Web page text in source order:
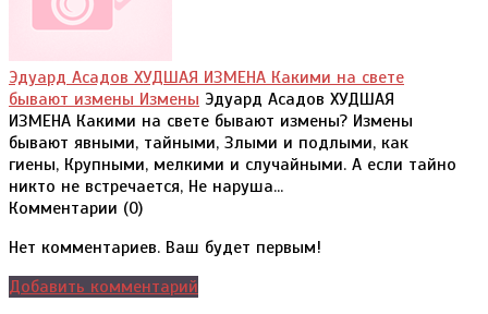
Эдуард Асадов ХУДШАЯ ИЗМЕНА Какими на свете
бывают измены Измены Эдуард Асадов ХУДШАЯ
ИЗМЕНА Какими на свете бывают измены? Измены
бывают явными, тайными, Злыми и подлыми, как
гиены, Крупными, мелкими и случайными. А если тайно
никто не встречается, Не наруша...
Комментарии (0)
Нет комментариев. Ваш будет первым!
Добавить комментарий